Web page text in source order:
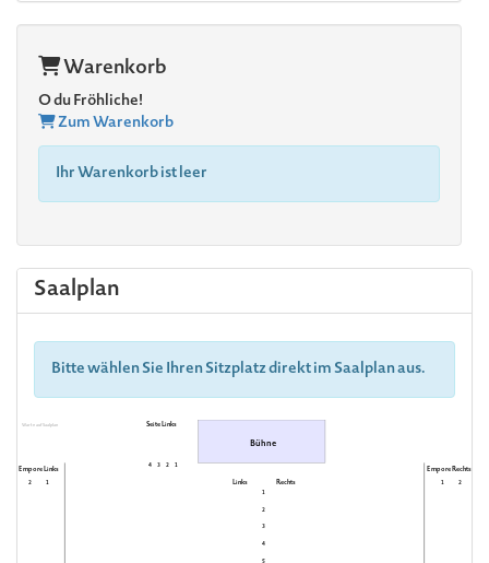
Warenkorb
O du Fröhliche!
Zum Warenkorb
Ihr Warenkorb ist leer
Saalplan
Bitte wählen Sie Ihren Sitzplatz direkt im Saalplan aus.
Warte auf Saalplan
Bühne
Empore Links
Links
Seite Links
Rechts
Empore Rechts
2 1 1
2
1
2
3
4
4 3 2 1